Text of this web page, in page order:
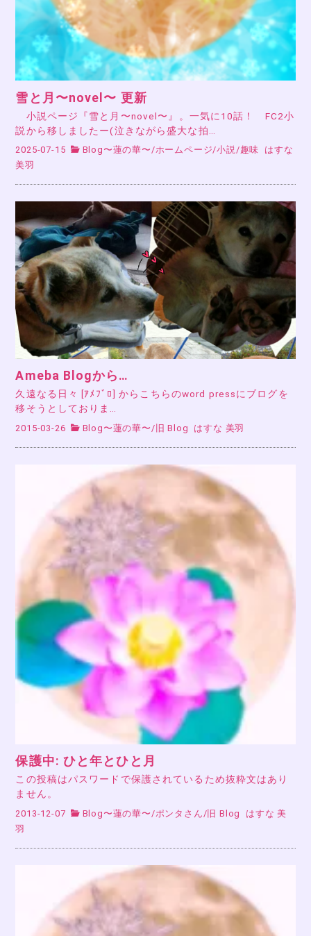
雪と月〜novel〜 更新
小説ページ『雪と月〜novel〜』。一気に10話！ FC2小
説から移しましたー(泣きながら盛大な拍…
2025-07-15 Blog〜蓮の華〜/ホームページ/小説/趣味
はすな
美羽
Ameba Blogから…
久遠なる日々 [ｱﾒﾌﾞﾛ] からこちらのword pressにブログを
移そうとしておりま…
2015-03-26 Blog〜蓮の華〜 / 旧 Blog はすな 美羽
保護中: ひと年とひと月
この投稿はパスワードで保護されているため抜粋文はあり
ません。
2013-12-07 Blog〜蓮の華〜 /ポンタさん / 旧 Blog
はすな 美
羽